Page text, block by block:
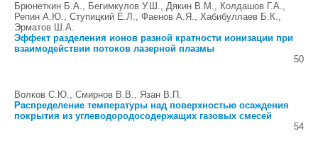
Брюнеткин Б.А., Бегимкулов У.Ш., Дякин В.М., Колдашов Г.А.,
Репин А.Ю., Ступицкий Е.Л., Фаенов А.Я., Хабибуллаев Б.К.,
Эрматов Ш.А.
Эффект разделения ионов разной кратности ионизации при
взаимодействии потоков лазерной плазмы
50
Волков С.Ю., Смирнов В.В., Язан В.П.
Распределение температуры над поверхностью осаждения
покрытия из углеводородосодержащих газовых смесей
54